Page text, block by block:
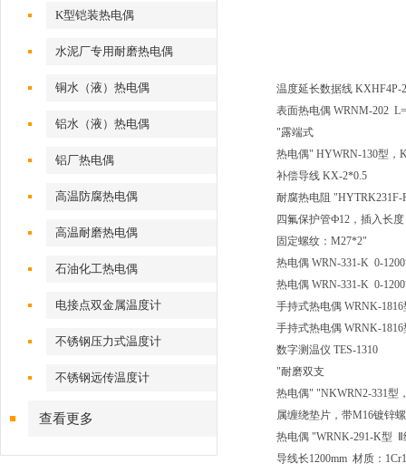
K型铠装热电偶
水泥厂专用耐磨热电偶
铜水（液）热电偶
铝水（液）热电偶
铝厂热电偶
高温防腐热电偶
高温耐磨热电偶
石油化工热电偶
电接点双金属温度计
不锈钢压力式温度计
不锈钢远传温度计
查看更多
温度延长数据线 KXHF4P-
表面热电偶 WRNM-202
"露端式
热电偶" HYWRN-130型，
补偿导线 KX-2*0.5
耐腐热电阻 "HYTRK231F-
四氟保护管Ф12，插入长度
固定螺纹：M27*2"
热电偶 WRN-331-K 0-
热电偶 WRN-331-K 0-
手持式热电偶 WRNK-
手持式热电偶 WRNK-
数字测温仪 TES-1310
"耐磨双支
热电偶" "NKWRN2-331型
属缠绕垫片，带M16镀锌
热电偶 "WRNK-291-K型
导线长1200mm 材质：